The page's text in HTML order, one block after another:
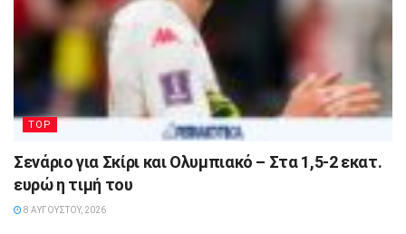
TOP
Σενάριο για Σκίρι και Ολυμπιακό – Στα 1,5-2 εκατ.
ευρώ η τιμή του
8 ΑΥΓΟΎΣΤΟΥ, 2026